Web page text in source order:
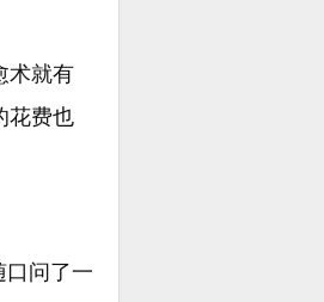
术就有
花费也
口问了一